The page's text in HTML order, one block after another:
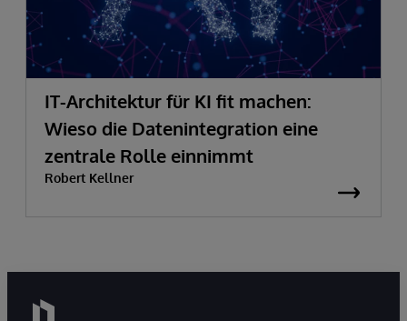
IT-Architektur für KI fit machen:
Wieso die Datenintegration eine
zentrale Rolle einnimmt
Robert Kellner